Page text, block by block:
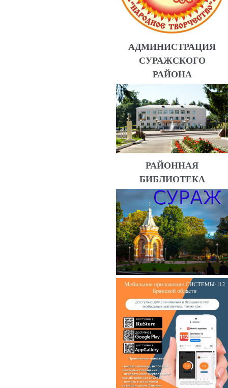
АДМИНИСТРАЦИЯ
СУРАЖСКОГО
РАЙОНА
РАЙОННАЯ
БИБЛИОТЕКА